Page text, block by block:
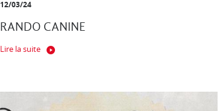
12/03/24
RANDO CANINE
Lire la suite